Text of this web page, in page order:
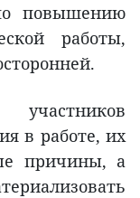
повышению
работы,
в работе, их
причины, а